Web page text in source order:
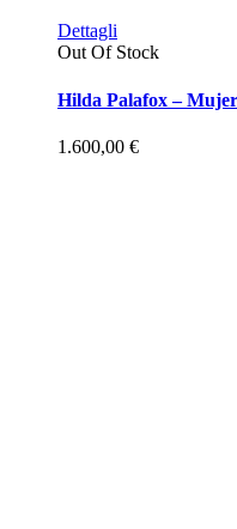
Dettagli
Out Of Stock
Hilda Palafox –
1.600,00 €